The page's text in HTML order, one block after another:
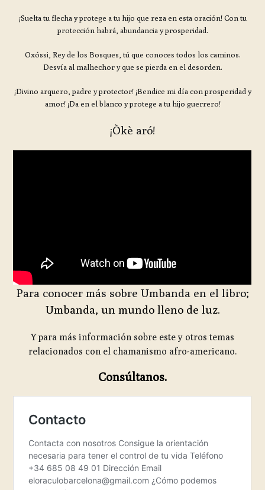
¡Suelta tu flecha y protege a tu hijo que reza en esta oración! Con tu
protección habrá, abundancia y prosperidad.
Oxóssi, Rey de los Bosques, tú que conoces todos los caminos.
Desvía al malhechor y que se pierda en el desorden.
¡Divino arquero, padre y protector! ¡Bendice mi día con prosperidad y
amor! ¡Da en el blanco y protege a tu hijo guerrero!
¡Òkè aró!
Para conocer más sobre Umbanda en el libro;
Umbanda, un mundo lleno de luz.
Y para más información sobre este y otros temas
relacionados con el chamanismo afro-americano.
Consúltanos.